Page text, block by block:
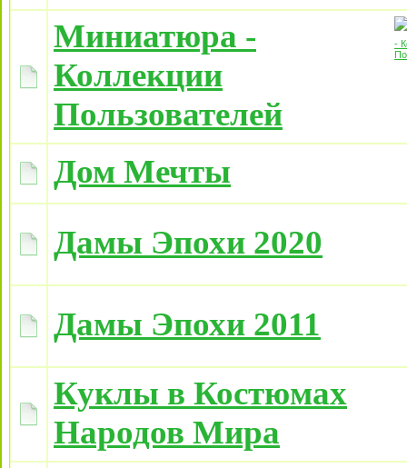
Миниатюра -
Коллекции
Пользователей
Дом Мечты
Дамы Эпохи 2020
Дамы Эпохи 2011
Куклы в Костюмах
Народов Мира